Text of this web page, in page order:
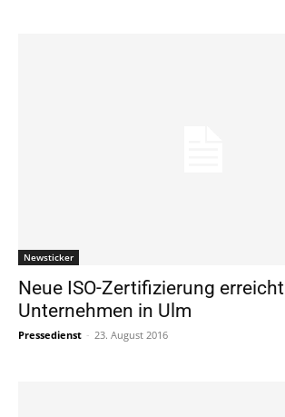
Newsticker
Neue ISO-Zertifizierung erreicht
Unternehmen in Ulm
Pressedienst - 23. August 2016